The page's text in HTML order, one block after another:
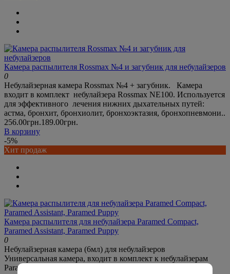
Камера распылителя Rossmax №4 и загубник для небулайзеров
0
Небулайзерная камера Rossmax №4 + загубник. Камера
входит в комплект небулайзера Rossmax NE100. Используется
для эффективного лечения нижних дыхательных путей:
астма, бронхит, бронхиолит, бронхоэктазия, бронхопневмони..
256.00грн.189.00грн.
В корзину
-5%
Хит продаж
Камера распылителя для небулайзера Paramed Compact,
Paramed Assistant, Paramed Puppy
0
Небулайзерная камера (6мл) для небулайзеров
Универсальная камера, входит в комплект к небулайзерам
Paramed Compact, Paramed Assistant, Paramed Puppy.